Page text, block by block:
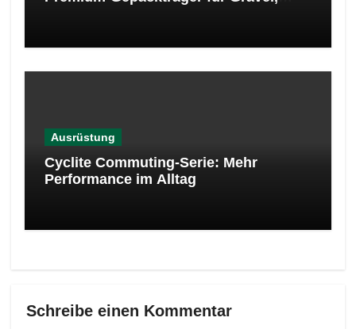
Ausrüstung
Cyclite Commuting-Serie: Mehr
Performance im Alltag
Schreibe einen Kommentar